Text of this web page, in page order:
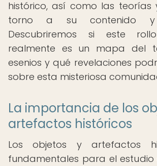
histórico, así como las teorías
torno a su contenido y
Descubriremos si este
realmente es un mapa del
esenios y qué revelaciones
sobre esta misteriosa
La importancia de los
artefactos históricos
Los objetos y artefactos
fundamentales para el estudio